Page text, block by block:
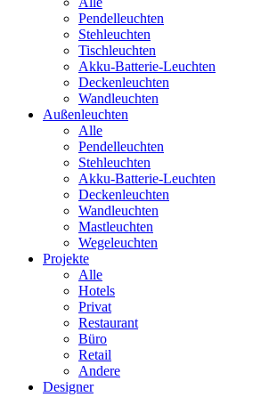
Pendelleuchten
Stehleuchten
Tischleuchten
Akku-Batterie-Leuchten
Deckenleuchten
Wandleuchten
Außenleuchten
Alle
Pendelleuchten
Stehleuchten
Akku-Batterie-Leuchten
Deckenleuchten
Wandleuchten
Mastleuchten
Wegeleuchten
Projekte
Alle
Hotels
Privat
Restaurant
Büro
Retail
Andere
Designer